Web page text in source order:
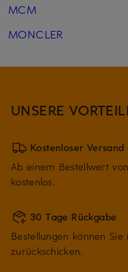
MCM
MONCLER
UNSERE
Kostenloser Versand
Ab einem Bestellwert
kostenlos.
30 Tage Rückgabe
Bestellungen können
zurückschicken.